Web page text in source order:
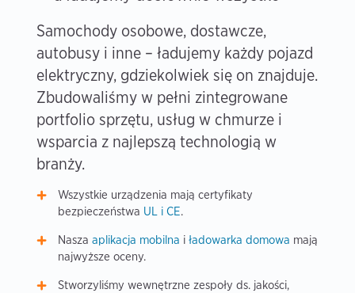
Samochody osobowe, dostawcze,
autobusy i inne – ładujemy każdy pojazd
elektryczny, gdziekolwiek się on znajduje.
Zbudowaliśmy w pełni zintegrowane
portfolio sprzętu, usług w chmurze i
wsparcia z najlepszą technologią w
branży.
Wszystkie urządzenia mają certyfikaty
bezpieczeństwa UL i CE.
Naszaaplikacja mobilna iładowarka domowa mają
najwyższe oceny.
Stworzyliśmy wewnętrzne zespoły ds. jakości,